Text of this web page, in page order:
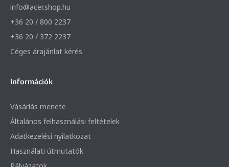
info@acer.shop.hu
+36 20 / 800 2237
+36 20 / 372 2237
Céges árajánlat kérés
Információk
Vásárlás menete
Általános felhasználási feltételek
Adatkezelési nyilatkozat
Használati útmutatók